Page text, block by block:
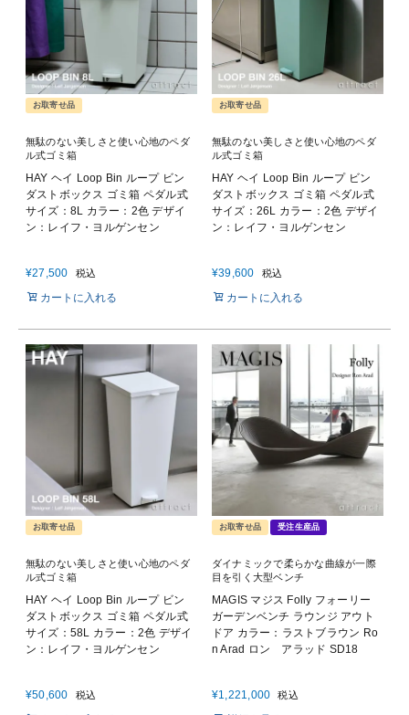
お取寄せ品
無駄のない美しさと使い心地のペダ
ル式ゴミ箱
HAY ヘイ Loop Bin ループ ビン
ダストボックス ゴミ箱 ペダル式
サイズ：8L カラー：2色 デザイ
ン：レイフ・ヨルゲンセン
¥27,500 税込
カートに入れる
お取寄せ品
無駄のない美しさと使い心地のペダ
ル式ゴミ箱
HAY ヘイ Loop Bin ループ ビン
ダストボックス ゴミ箱 ペダル式
サイズ：26L カラー：2色 デザイ
ン：レイフ・ヨルゲンセン
¥39,600 税込
カートに入れる
お取寄せ品
無駄のない美しさと使い心地のペダ
ル式ゴミ箱
HAY ヘイ Loop Bin ループ ビン
ダストボックス ゴミ箱 ペダル式
サイズ：58L カラー：2色 デザイ
ン：レイフ・ヨルゲンセン
¥50,600 税込
お取寄せ品 受注生産品
ダイナミックで柔らかな曲線が一際
目を引く大型ベンチ
MAGIS マジス Folly フォーリー
ガーデンベンチ ラウンジ アウト
ドア カラー：ラストブラウン Ro
n Arad ロン アラッド SD18
¥1,221,000 税込